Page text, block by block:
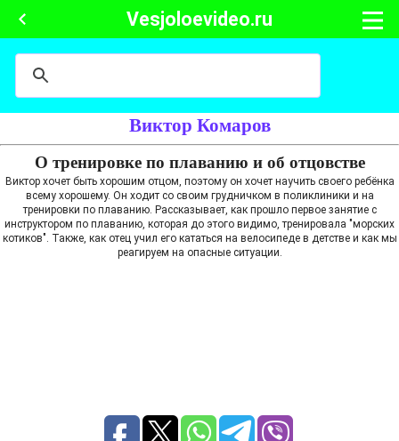
Vesjoloevideo.ru
Виктор Комаров
О тренировке по плаванию и об отцовстве
Виктор хочет быть хорошим отцом, поэтому он хочет научить своего ребёнка
всему хорошему. Он ходит со своим грудничком в поликлиники и на
тренировки по плаванию. Рассказывает, как прошло первое занятие с
инструктором по плаванию, которая до этого видимо, тренировала "морских
котиков". Также, как отец учил его кататься на велосипеде в детстве и как мы
реагируем на опасные ситуации.